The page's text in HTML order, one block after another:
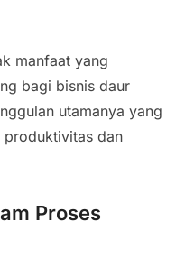
manfaat yang
bagi bisnis daur
utamanya yang
produktivitas dan
Proses